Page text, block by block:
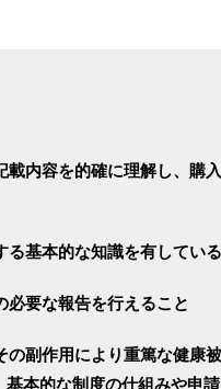
内容を的確に理解し、購
基本的な知識を有してい
要な報告を行えること
副作用により重篤な健康
本的な制度の仕組みや申